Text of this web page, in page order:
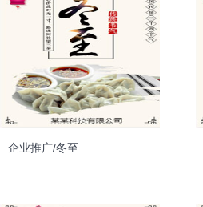
企业推广/冬至